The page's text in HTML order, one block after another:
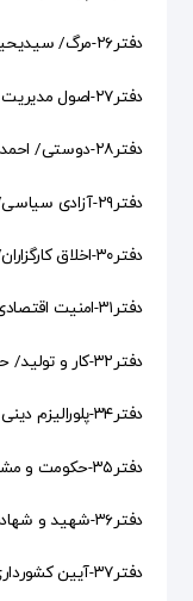
دفتر۲۶-مرگ/ سیدیحیی یثربی
دفتر۲۷-اصول مدیریت و وظایف مدیران/ حسین خنیفر
دفتر۲۸-دوستی/ احمد رمضانی
دفتر۲۹-آزادی سیاسی/ احمد جهان بزرگی
دفتر۳۰-اخلاق کارگزاران/ علی اکبر ذاکری
دفتر۳۱-امنیت اقتصادی/ ناصر جهانیان
دفتر۳۲-کار و تولید/ حسن نظری
دفتر۳۴-پلورالیزم دینی و سیاسی/ عبدالحسین خسروپناه
دفتر۳۵-حکومت و مشروعیت/ سجاد ایزدی
دفتر۳۶-شهید و شهادت/ طوبی کرمانی
دفتر۳۷-آیین کشورداری/ محمدصفر جبرئیلی